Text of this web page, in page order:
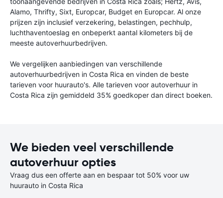
Alamo, Thrifty, Sixt, Europcar, Budget en Europcar. Al onze
prijzen zijn inclusief verzekering, belastingen, pechhulp,
luchthaventoeslag en onbeperkt aantal kilometers bij de
meeste autoverhuurbedrijven.
We vergelijken aanbiedingen van verschillende
autoverhuurbedrijven in Costa Rica en vinden de beste
tarieven voor huurauto's. Alle tarieven voor autoverhuur in
Costa Rica zijn gemiddeld 35% goedkoper dan direct boeken.
We bieden veel verschillende
autoverhuur opties
Vraag dus een offerte aan en bespaar tot 50% voor uw
huurauto in Costa Rica